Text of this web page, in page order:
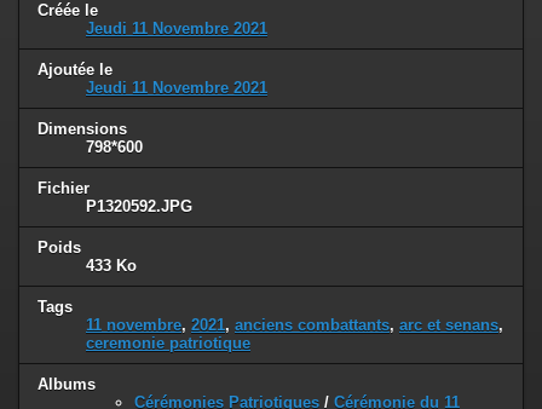
Créée le
Jeudi 11 Novembre 2021
Ajoutée le
Jeudi 11 Novembre 2021
Dimensions
798*600
Fichier
P1320592.JPG
Poids
433 Ko
Tags
11 novembre, 2021, anciens combattants, arc et senans,
ceremonie patriotique
Albums
Cérémonies Patriotiques / Cérémonie du 11